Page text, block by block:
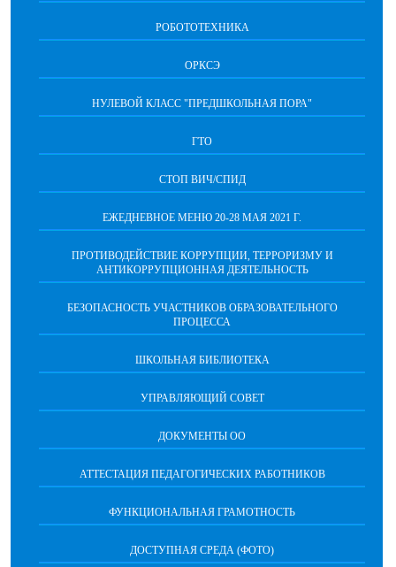
РОБОТОТЕХНИКА
ОРКСЭ
НУЛЕВОЙ КЛАСС "ПРЕДШКОЛЬНАЯ ПОРА"
ГТО
СТОП ВИЧ/СПИД
ЕЖЕДНЕВНОЕ МЕНЮ 20-28 МАЯ 2021 Г.
ПРОТИВОДЕЙСТВИЕ КОРРУПЦИИ, ТЕРРОРИЗМУ И
АНТИКОРРУПЦИОННАЯ ДЕЯТЕЛЬНОСТЬ
БЕЗОПАСНОСТЬ УЧАСТНИКОВ ОБРАЗОВАТЕЛЬНОГО
ПРОЦЕССА
ШКОЛЬНАЯ БИБЛИОТЕКА
УПРАВЛЯЮЩИЙ СОВЕТ
ДОКУМЕНТЫ ОО
АТТЕСТАЦИЯ ПЕДАГОГИЧЕСКИХ РАБОТНИКОВ
ФУНКЦИОНАЛЬНАЯ ГРАМОТНОСТЬ
ДОСТУПНАЯ СРЕДА (ФОТО)